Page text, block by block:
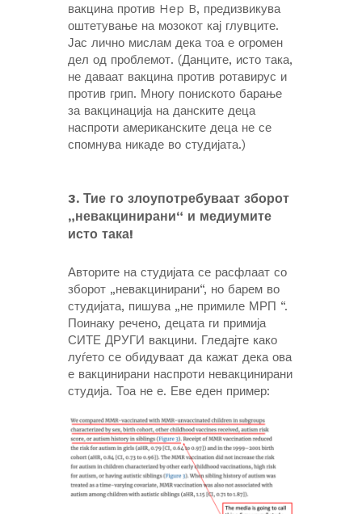
вакцина против Hep B, предизвикува
оштетување на мозокот кај глувците.
Јас лично мислам дека тоа е огромен
дел од проблемот. (Данците, исто така,
не даваат вакцина против ротавирус и
против грип. Многу пониското барање
за вакцинација на данските деца
наспроти американските деца не се
спомнува никаде во студијата.)
3. Тие го злоупотребуваат зборот
„невакцинирани“ и медиумите
исто така!
Авторите на студијата се расфлаат со
зборот „невакцинирани“, но барем во
студијата, пишува „не примиле МРП “.
Поинаку речено, децата ги примија
СИТЕ ДРУГИ вакцини. Гледајте како
луѓето се обидуваат да кажат дека ова
е вакцинирани наспроти невакцинирани
студија. Тоа не е. Еве еден пример: